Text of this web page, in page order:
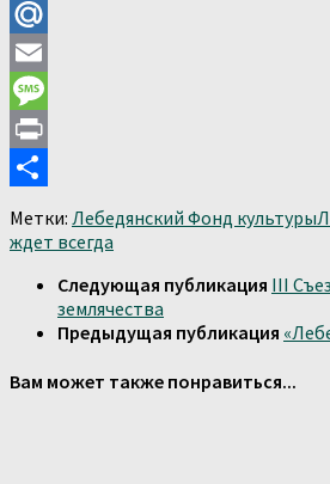
Odnoklassniki
Mail.Ru
Email
Message
Print
Отправить
Метки: Лебедянский Фонд культуры
ждет всегда
Следующая публикация III
землячества
Предыдущая публикация
Вам может также понравиться...